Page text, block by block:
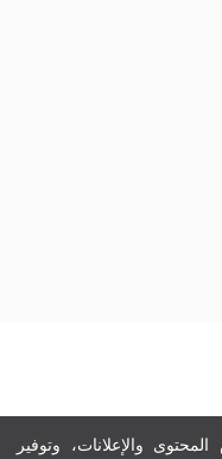
والإعلانات، وتوفير